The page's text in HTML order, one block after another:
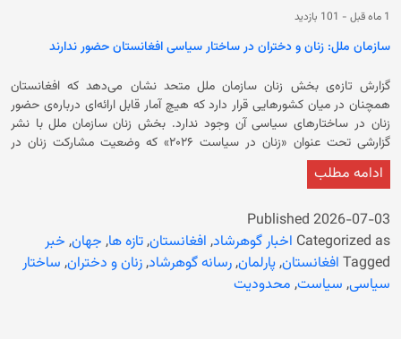
1 ماه قبل - 101 بازدید
سازمان ملل: زنان و دختران در ساختار سیاسی افغانستان حضور ندارند
گزارش تازه‌ی بخش زنان سازمان ملل متحد نشان می‌دهد که افغانستان
همچنان در میان کشورهایی قرار دارد که هیچ آمار قابل ارائه‌ای درباره‌ی حضور
زنان در ساختارهای سیاسی آن وجود ندارد. بخش زنان سازمان ملل با نشر
گزارشی تحت عنوان «زنان در سیاست ۲۰۲۶» که وضعیت مشارکت زنان در
میانمار در بخش «شرایط استثنایی یا نبود داده‌های در دست‌رس» قرار داده
پارلمان‌ها به ۲۷.۴ درصد می‌رسد، افغانستان به دلیل نبود پارلمان فعال و در
دسترس نبودن اطلاعات رسمی، در رتبه‌بندی جهانی حضور زنان در مجلس‌های
قانون‌گذاری جای نگرفته است. در این رتبه‌بندی، رواندا، با اختصاص ۶۳.۸ درصد
کرسی‌های پارلمان به زنان در جایگاه نخست قرار دارد. کوبا، با ۵۷.۲ درصد و
ادامه مطلب
Published 2026-07-03
Categorized as اخبار گوهرشاد, افغانستان,تازه ها, جهان, خبر
Tagged افغانستان,پارلمان,رسانه گوهرشاد,زنان و دختران, ساختار
سیاسی, سیاست, محدودیت